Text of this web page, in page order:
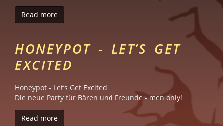
Read more
HONEYPOT - LET’S GET
EXCITED
Honeypot - Let’s Get Excited
Die neue Party für Bären und Freunde - men only!
Read more about Honeypot - Let’s Get Excited